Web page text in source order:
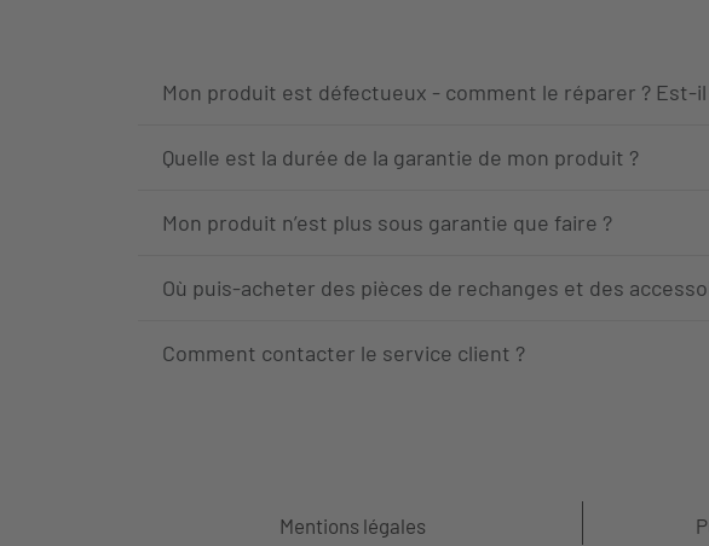
Mon produit est défectueux - comment le réparer ? Est-
Quelle est la durée de la garantie de mon produit ?
Mon produit n’est plus sous garantie que faire ?
Où puis-acheter des pièces de rechanges et des
Comment contacter le service client ?
Mentions légales